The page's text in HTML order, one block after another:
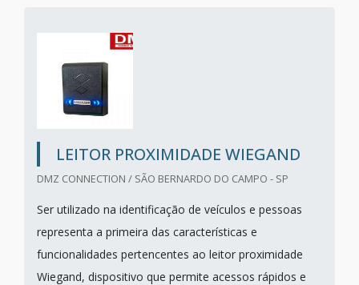
LEITOR PROXIMIDADE WIEGAND
DMZ CONNECTION / SÃO BERNARDO DO CAMPO - SP
Ser utilizado na identificação de veículos e pessoas
representa a primeira das características e
funcionalidades pertencentes ao leitor proximidade
Wiegand, dispositivo que permite acessos rápidos e